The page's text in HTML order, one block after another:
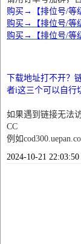
购买→【排位号/等
购买→【排位号/等
购买→【排位号/等
下载地址打不开？
者i这三个可以自行
如果遇到链接无法
CC
例如
2024-10-21 22:03:50